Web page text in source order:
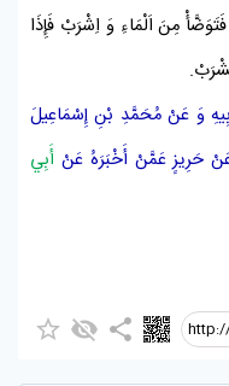
مِنَ اَلْمَاءِ وَ اِشْرَبْ فَإِذَا
وَ عَنْمُحَمَّدِ بْنِ إِسْمَاعِيلَ
حَرِيزٍعَمَّنْ أَخْبَرَهُ عَنْ أَبِي